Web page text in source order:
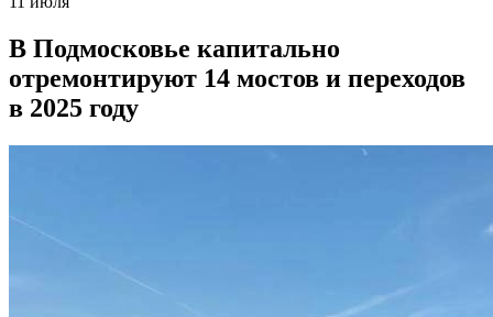
В Подмосковье капитально
отремонтируют 14 мостов и переходов
в 2025 году